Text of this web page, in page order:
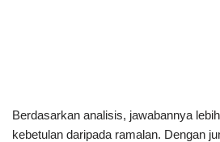
Berdasarkan analisis, jawabannya
kebetulan daripada ramalan. Dengan